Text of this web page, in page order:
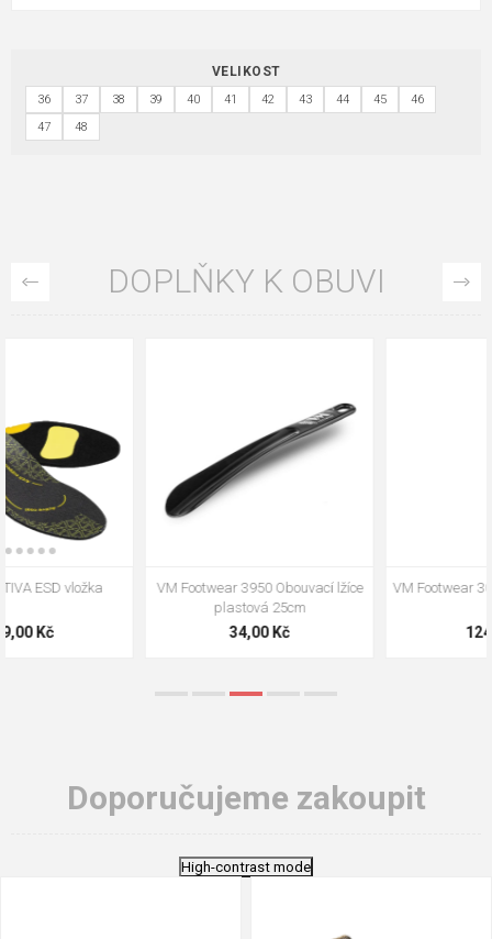
VELIKOST
36 37 38 39 40 41 42 43 44 45
46
47
48
DOPLŇKY K OBUVI
VM Footwear 3009 Vkládací stélka
VM Footwear 3102 Tkaničky
Doporučujeme zakoupit
High-contrast mode